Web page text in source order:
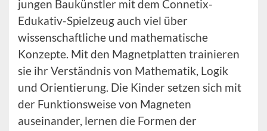
jungen Baukünstler mit dem Connetix-
Edukativ-Spielzeug auch viel über
wissenschaftliche und mathematische
Konzepte. Mit den Magnetplatten trainieren
sie ihr Verständnis von Mathematik, Logik
und Orientierung. Die Kinder setzen sich mit
der Funktionsweise von Magneten
auseinander, lernen die Formen der